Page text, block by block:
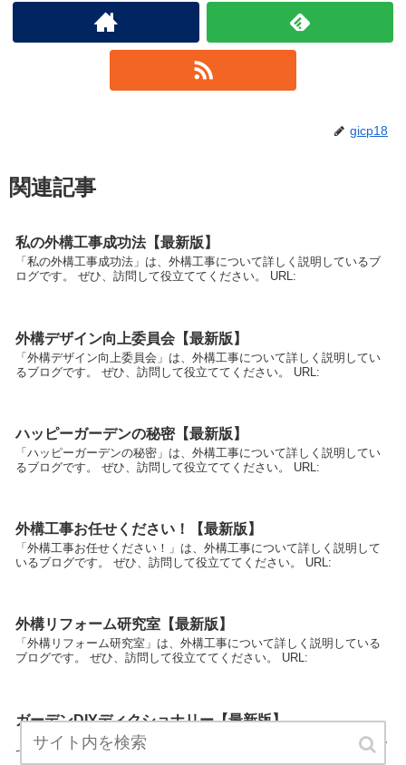
gicp18
関連記事
私の外構工事成功法【最新版】
「私の外構工事成功法」は、外構工事について詳しく説明しているブ
ログです。 ぜひ、訪問して役立ててください。 URL:
外構デザイン向上委員会【最新版】
「外構デザイン向上委員会」は、外構工事について詳しく説明してい
るブログです。 ぜひ、訪問して役立ててください。 URL:
ハッピーガーデンの秘密【最新版】
「ハッピーガーデンの秘密」は、外構工事について詳しく説明してい
るブログです。 ぜひ、訪問して役立ててください。 URL:
外構工事お任せください！【最新版】
「外構工事お任せください！」は、外構工事について詳しく説明して
いるブログです。 ぜひ、訪問して役立ててください。 URL:
外構リフォーム研究室【最新版】
「外構リフォーム研究室」は、外構工事について詳しく説明している
ブログです。 ぜひ、訪問して役立ててください。 URL:
ガーデンDIYディクショナリー【最新版】
「ガーデンDIYディクショナリー」は、外構工事について詳しく説明し
ているブログです。 ぜひ、訪問して役立ててください。 URL: